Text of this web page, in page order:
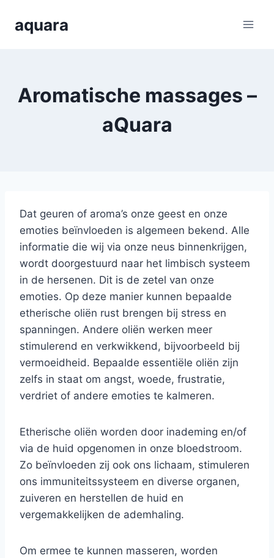
aquara
Aromatische massages –
aQuara
Dat geuren of aroma’s onze geest en onze
emoties beïnvloeden is algemeen bekend. Alle
informatie die wij via onze neus binnenkrijgen,
wordt doorgestuurd naar het limbisch systeem
in de hersenen. Dit is de zetel van onze
emoties. Op deze manier kunnen bepaalde
etherische oliën rust brengen bij stress en
spanningen. Andere oliën werken meer
stimulerend en verkwikkend, bijvoorbeeld bij
vermoeidheid. Bepaalde essentiële oliën zijn
zelfs in staat om angst, woede, frustratie,
verdriet of andere emoties te kalmeren.
Etherische oliën worden door inademing en/of
via de huid opgenomen in onze bloedstroom.
Zo beïnvloeden zij ook ons lichaam, stimuleren
ons immuniteitssysteem en diverse organen,
zuiveren en herstellen de huid en
vergemakkelijken de ademhaling.
Om ermee te kunnen masseren, worden